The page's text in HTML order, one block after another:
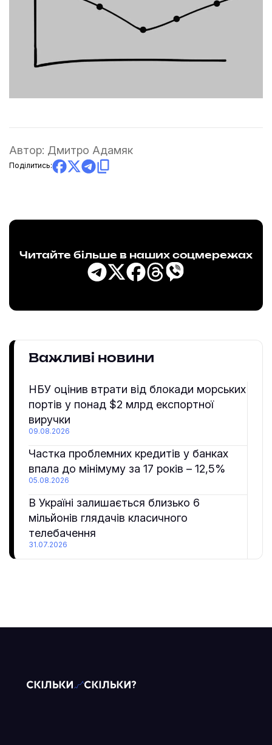
Автор: Дмитро Адамяк
Поділитись:
Читайте більше в наших соцмережах
Важливі новини
НБУ оцінив втрати від блокади морських
портів у понад $2 млрд експортної
виручки
09.08.2026
Частка проблемних кредитів у банках
впала до мінімуму за 17 років – 12,5%
05.08.2026
В Україні залишається близько 6
мільйонів глядачів класичного
телебачення
31.07.2026